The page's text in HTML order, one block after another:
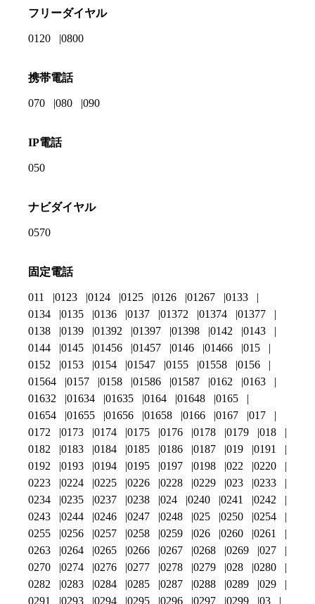
フリーダイヤル
0120 0800
携帯電話
070 080 090
IP電話
050
ナビダイヤル
0570
固定電話
011 0123 0124 0125 0126 01267
0133
0134
0135 0136 0137 01372 01374
01377
0138
0139 01392 01397 01398 0142
0143
0144
0145 01456 01457 0146 01466
015
0152
0153 0154 01547 0155 01558
0156
01564
0157 0158 01586 01587 0162
0163
01632
01634 01635 0164 01648
0165
01654
01655 01656 01658 0166 0167
017
0172
0173 0174 0175 0176 0178 0179
018
0182
0183 0184 0185 0186 0187 019
0191
0192
0193 0194 0195 0197 0198 022
0220
0223
0224 0225 0226 0228 0229 023
0233
0234
0235 0237 0238 024 0240 0241
0242
0243
0244 0246 0247 0248 025 0250
0254
0255
0256 0257 0258 0259 026 0260
0261
0263
0264 0265 0266 0267 0268 0269
027
0270
0274 0276 0277 0278 0279 028
0280
0282
0283 0284 0285 0287 0288 0289
029
0291
0293 0294 0295 0296 0297 0299 03